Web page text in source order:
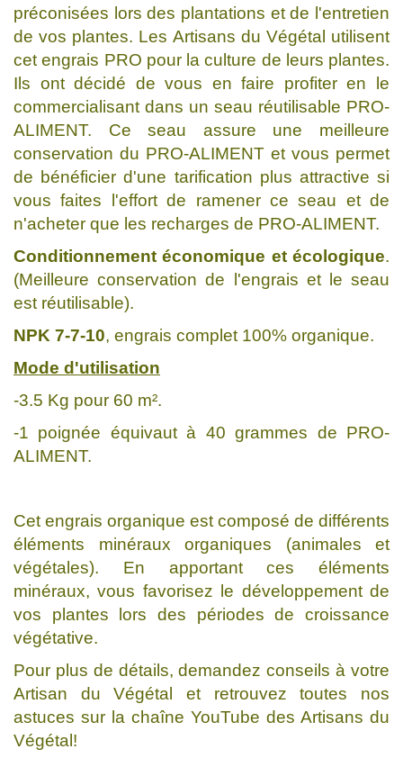
préconisées lors des plantations et de l'entretien
de vos plantes. Les Artisans du Végétal utilisent
cet engrais PRO pour la culture de leurs plantes.
Ils ont décidé de vous en faire profiter en le
commercialisant dans un seau réutilisable PRO-
ALIMENT. Ce seau assure une meilleure
conservation du PRO-ALIMENT et vous permet
de bénéficier d'une tarification plus attractive si
vous faites l'effort de ramener ce seau et de
n'acheter que les recharges de PRO-ALIMENT.
Conditionnement économique et écologique.
(Meilleure conservation de l'engrais et le seau
est réutilisable).
NPK 7-7-10, engrais complet 100% organique.
Mode d'utilisation
-3.5 Kg pour 60 m².
-1 poignée équivaut à 40 grammes de PRO-
ALIMENT.
Cet engrais organique est composé de différents
éléments minéraux organiques (animales et
végétales). En apportant ces éléments
minéraux, vous favorisez le développement de
vos plantes lors des périodes de croissance
végétative.
Pour plus de détails, demandez conseils à votre
Artisan du Végétal et retrouvez toutes nos
astuces sur la chaîne YouTube des Artisans du
Végétal!